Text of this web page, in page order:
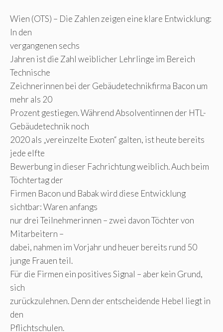
Wien (OTS) – Die Zahlen zeigen eine klare Entwicklung:
In den
vergangenen sechs
Jahren ist die Zahl weiblicher Lehrlinge im Bereich
Technische
Zeichnerinnen bei der Gebäudetechnikfirma Bacon um
mehr als 20
Prozent gestiegen. Während Absolventinnen der HTL-
Gebäudetechnik noch
2020 als „vereinzelte Exoten“ galten, ist heute bereits
jede elfte
Bewerbung in dieser Fachrichtung weiblich. Auch beim
Töchtertag der
Firmen Bacon und Babak wird diese Entwicklung
sichtbar: Waren anfangs
nur drei Teilnehmerinnen – zwei davon Töchter von
Mitarbeitern –
dabei, nahmen im Vorjahr und heuer bereits rund 50
junge Frauen teil.
Für die Firmen ein positives Signal – aber kein Grund,
sich
zurückzulehnen. Denn der entscheidende Hebel liegt in
den
Pflichtschulen.